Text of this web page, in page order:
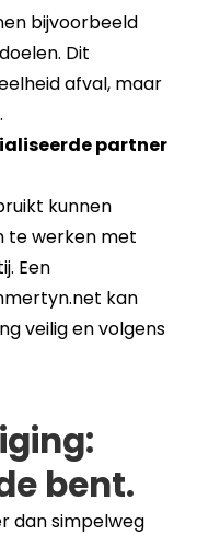
bijvoorbeeld
Dit
afval, maar
partner
kunnen
te werken met
Een
kan
veilig en volgens
bent.
dan simpelweg